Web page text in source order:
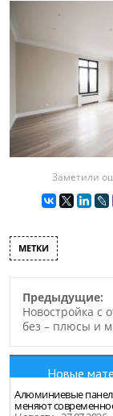
Заметили
МЕТКИ
Предыдущие:
Новостройка с
без – плюсы и
Новые
Алюминиевые
меняют